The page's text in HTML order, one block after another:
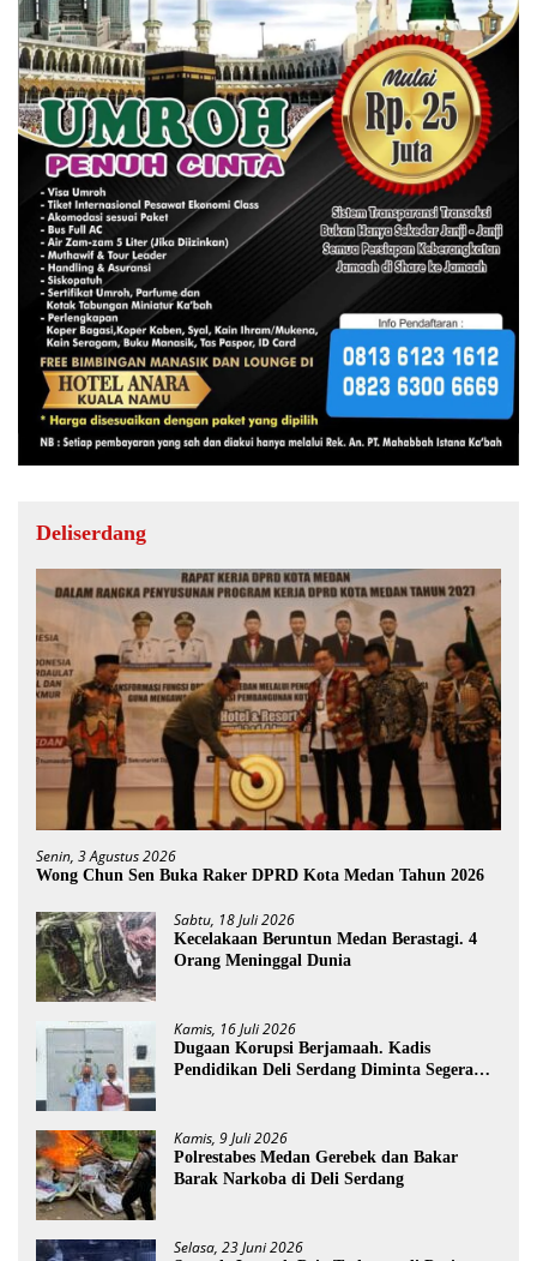
Deliserdang
Senin, 3 Agustus 2026
Wong Chun Sen Buka Raker DPRD Kota Medan Tahun 2026
Sabtu, 18 Juli 2026
Kecelakaan Beruntun Medan Berastagi. 4
Orang Meninggal Dunia
Kamis, 16 Juli 2026
Dugaan Korupsi Berjamaah. Kadis
Pendidikan Deli Serdang Diminta Segera
Kamis, 9 Juli 2026
Polrestabes Medan Gerebek dan Bakar
Barak Narkoba di Deli Serdang
Selasa, 23 Juni 2026